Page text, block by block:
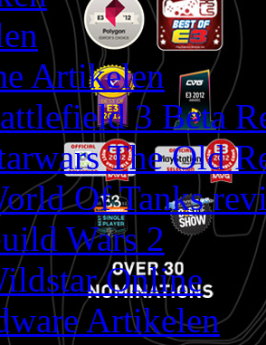
Artikelen
3 Beta
The Old
Of Tanks
Wars 2
Online
Artikelen